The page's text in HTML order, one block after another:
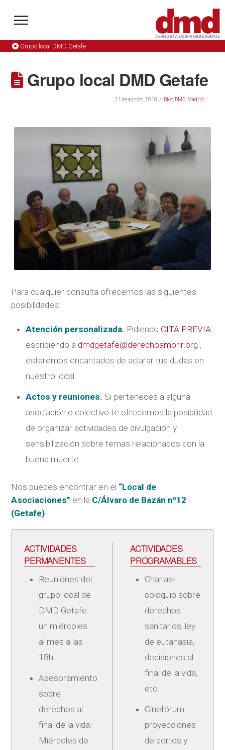
Grupo local DMD Getafe
Grupo local DMD Getafe
31 de agosto, 2018 Blog DMD, Madrid
Para cualquier consulta ofrecemos las siguientes
posibilidades:
Atención personalizada. Pidiendo CITA PREVIA
escribiendo a dmdgetafe@derechoamorir.org ,
estaremos encantados de aclarar tus dudas en
nuestro local.
Actos y reuniones. Si perteneces a alguna
asociación o colectivo te ofrecemos la posibilidad
de organizar actividades de divulgación y
sensibilización sobre temas relacionados con la
buena muerte.
Nos puedes encontrar en el “Local de
Asociaciones” en la C/Álvaro de Bazán nº12
(Getafe)
ACTIVIDADES
PERMANENTES
Reuniones del
grupo local de
DMD Getafe:
un miércoles
al mes a las
18h.
Asesoramiento
sobre
derechos al
final de la vida:
Miércoles de
ACTIVIDADES
PROGRAMABLES
Charlas-
coloquio sobre
derechos
sanitarios, ley
de eutanasia,
decisiones al
final de la vida,
etc.
Cinefórum:
proyecciones
de cortos y